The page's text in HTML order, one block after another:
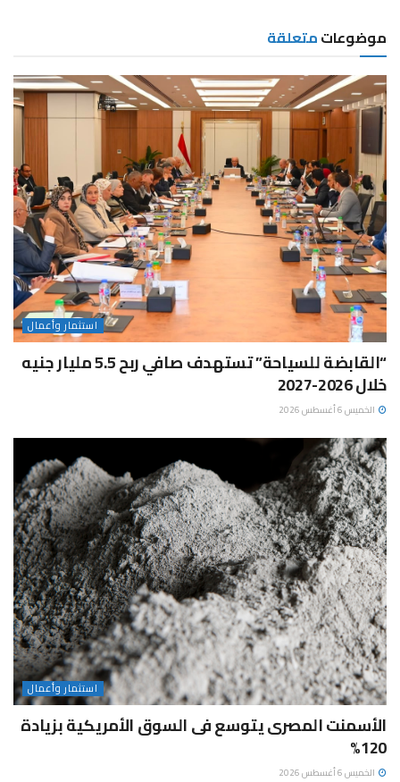
موضوعاتمتعلقة
استثمار وأعمال
“القابضة للسياحة” تستهدف صافي ربح 5.5 مليار جنيه
خلال 2026-2027
الخميس 6 أغسطس 2026
استثمار وأعمال
الأسمنت المصرى يتوسع فى السوق الأمريكية بزيادة
120%
الخميس 6 أغسطس 2026